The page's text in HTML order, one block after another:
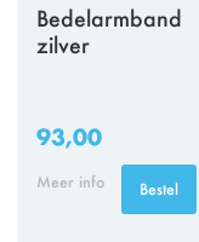
Bedelarmband
zilver
93,00
Meer info Bestel